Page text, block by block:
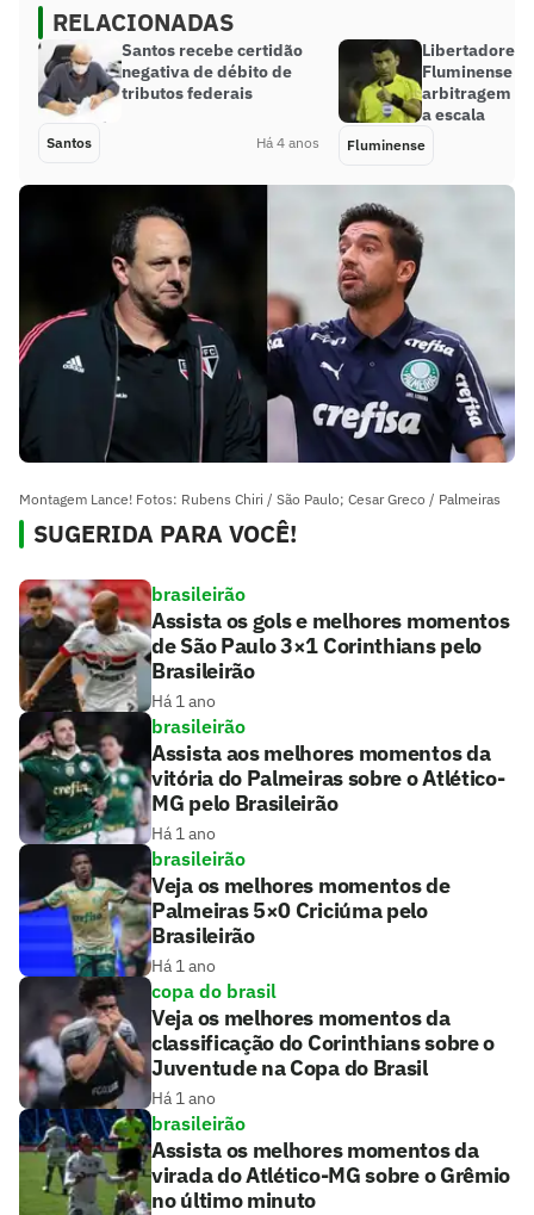
RELACIONADAS
Santos recebe certidão
negativa de débito de
tributos federais
Santos Há 4 anos
Libertadores:
Fluminense
arbitragem
a escala
Fluminense
Montagem Lance! Fotos: Rubens Chiri / São Paulo; Cesar Greco / Palmeiras
SUGERIDA PARA VOCÊ!
brasileirão
Assista os gols e melhores momentos
de São Paulo 3×1 Corinthians pelo
Brasileirão
Há 1 ano
brasileirão
Assista aos melhores momentos da
vitória do Palmeiras sobre o Atlético-
MG pelo Brasileirão
Há 1 ano
brasileirão
Veja os melhores momentos de
Palmeiras 5×0 Criciúma pelo
Brasileirão
Há 1 ano
copa do brasil
Veja os melhores momentos da
classificação do Corinthians sobre o
Juventude na Copa do Brasil
Há 1 ano
brasileirão
Assista os melhores momentos da
virada do Atlético-MG sobre o Grêmio
no último minuto